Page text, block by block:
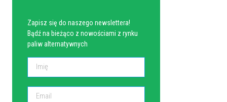
Zapisz się do naszego newslettera!
Bądź na bieżąco z nowościami z rynku
paliw alternatywnych